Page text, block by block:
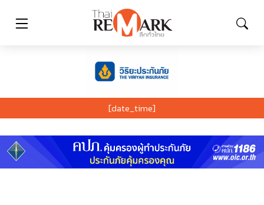
[date_time]